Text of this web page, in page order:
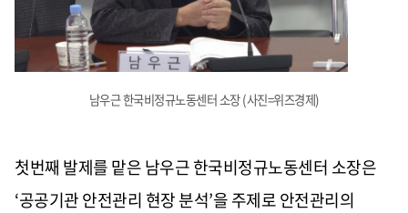
남우근 한국비정규노동센터 소장 (사진=위즈경제)
첫번째 발제를 맡은 남우근 한국비정규노동센터 소장은
‘공공기관 안전관리 현장 분석’을 주제로 안전관리의